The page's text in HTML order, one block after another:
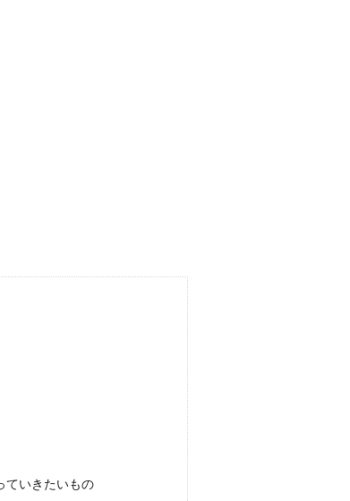
とわかっていても、魅力的に感じてしまう男性はいるもの。実際、既婚者男
い時に結婚を意識させる方法と彼の心を知る方法
付き合いをしていると、自分は結婚を意識しても彼氏が結婚に対してどう
ていきたいもの